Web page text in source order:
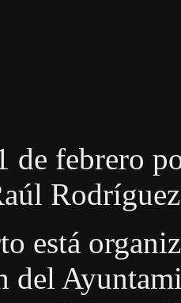
de febrero
está
del